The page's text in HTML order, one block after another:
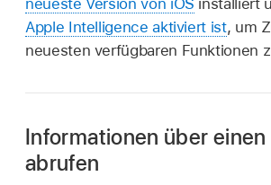
neueste Version von iOS installiert
Apple Intelligence aktiviert ist, um
neuesten verfügbaren Funktionen
Informationen über einen
abrufen